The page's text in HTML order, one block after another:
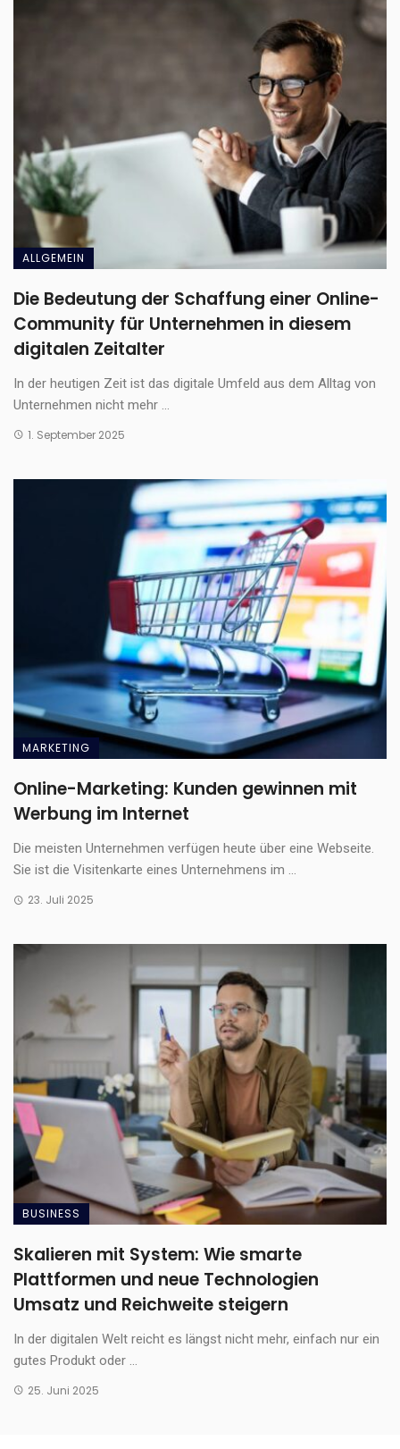
ALLGEMEIN
Die Bedeutung der Schaffung einer Online-
Community für Unternehmen in diesem
digitalen Zeitalter
In der heutigen Zeit ist das digitale Umfeld aus dem Alltag von
Unternehmen nicht mehr ...
1. September 2025
MARKETING
Online-Marketing: Kunden gewinnen mit
Werbung im Internet
Die meisten Unternehmen verfügen heute über eine Webseite.
Sie ist die Visitenkarte eines Unternehmens im ...
23. Juli 2025
BUSINESS
Skalieren mit System: Wie smarte
Plattformen und neue Technologien
Umsatz und Reichweite steigern
In der digitalen Welt reicht es längst nicht mehr, einfach nur ein
gutes Produkt oder ...
25. Juni 2025